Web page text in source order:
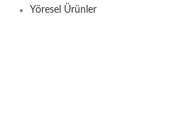
Yöresel Ürünler